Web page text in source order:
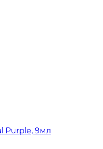
Purple, 9мл